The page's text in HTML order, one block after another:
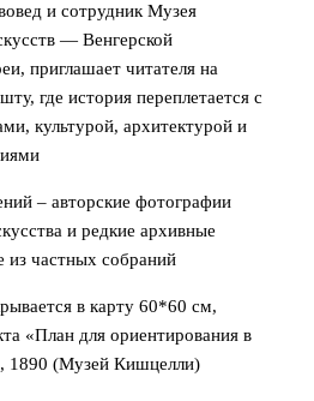
и сотрудник Музея
— Венгерской
приглашает читателя на
где история переплетается с
культурой, архитектурой и
– авторские фотографии
и редкие архивные
из частных собраний
в карту 60*60 см,
«План для ориентирования в
1890 (Музей Кишцелли)